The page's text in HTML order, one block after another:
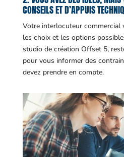
CONSEILS ET D’APPUIS
Votre interlocuteur commercial
les choix et les options
studio de création Offset 5,
pour vous informer des
devez prendre en compte.